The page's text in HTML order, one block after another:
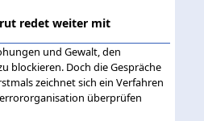
redet weiter mit
und Gewalt, den
blockieren. Doch die Gespräche
zeichnet sich ein Verfahren
überprüfen